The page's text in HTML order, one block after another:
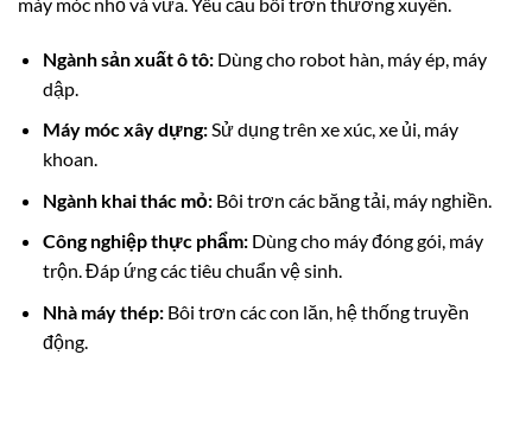
Ngành sản xuất ô tô:Dùng cho robot hàn, máy ép, máy
dập.
Máy móc xây dựng:Sử dụng trên xe xúc, xe ủi, máy
khoan.
Ngành khai thác mỏ:Bôi trơn các băng tải, máy nghiền.
Công nghiệp thực phẩm:Dùng cho máy đóng gói, máy
trộn. Đáp ứng các tiêu chuẩn vệ sinh.
Nhà máy thép:Bôi trơn các con lăn, hệ thống truyền
động.